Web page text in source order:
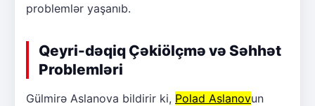
problemlər yaşanıb.
Qeyri-dəqiq Çəkiölçmə və Səhhət
Problemləri
Gülmirə Aslanova bildirir ki, Polad Aslanovun